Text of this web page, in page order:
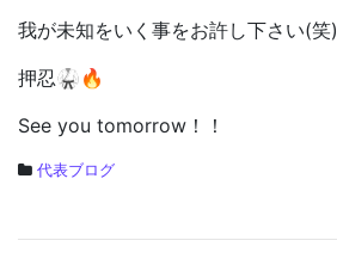
我が未知をいく事をお許し下さい(笑)
押忍🥋🔥
See you tomorrow！！
代表ブログ